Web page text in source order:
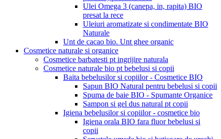
Ulei Omega 3 (canepa, in, rapita) BIO
presat la rece
Uleiuri aromatizate si condimentate BIO
Naturale
Unt de cacao bio. Unt ghee organic
Cosmetice naturale si organice
Cosmetice barbatesti pt ingrijire naturala
Cosmetice naturale bio pt bebelusi si copii
Baita bebelusilor si copiilor - Cosmetice BIO
Sapun BIO Natural pentru bebelusi si copii
Spuma de baie BIO - Spumante Organice
Sampon si gel dus natural pt copii
Igiena bebelusilor si copiilor - cosmetice bio
Igiena orala BIO fara fluor bebelusi si
copii